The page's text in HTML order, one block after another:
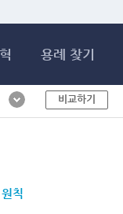
용례 찾기
비교하기
칙